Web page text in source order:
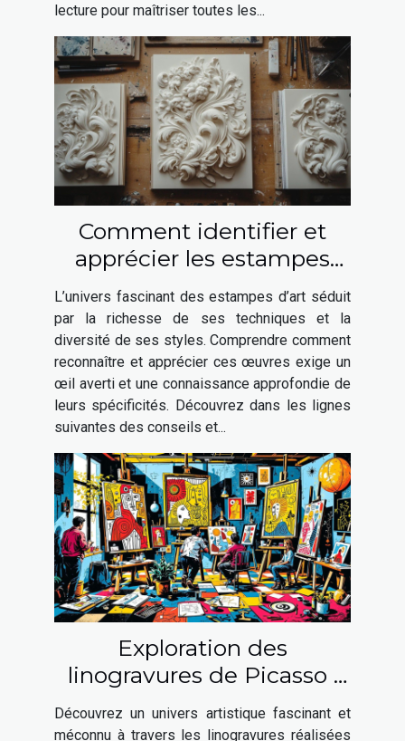
lecture pour maîtriser toutes les...
Comment identifier et
apprécier les estampes
d'art ?
L’univers fascinant des estampes d’art séduit
par la richesse de ses techniques et la
diversité de ses styles. Comprendre comment
reconnaître et apprécier ces œuvres exige un
œil averti et une connaissance approfondie de
leurs spécificités. Découvrez dans les lignes
suivantes des conseils et...
Exploration des
linogravures de Picasso :
une fenêtre sur son génie
artistique
Découvrez un univers artistique fascinant et
méconnu à travers les linogravures réalisées